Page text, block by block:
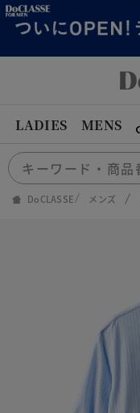
LADIES MENS
DoCLASSE メンズ